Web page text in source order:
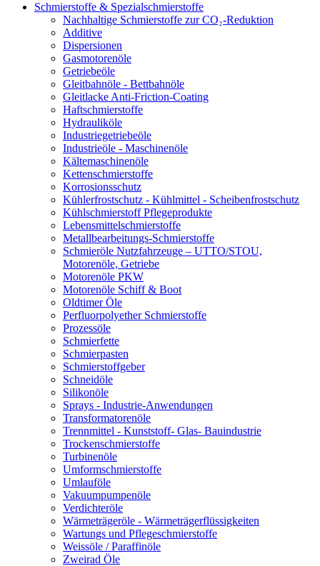
Schmierstoffe & Spezialschmierstoffe
Nachhaltige Schmierstoffe zur CO₂-Reduktion
Additive
Dispersionen
Gasmotorenöle
Getriebeöle
Gleitbahnöle - Bettbahnöle
Gleitlacke Anti-Friction-Coating
Haftschmierstoffe
Hydrauliköle
Industriegetriebeöle
Industrieöle - Maschinenöle
Kältemaschinenöle
Kettenschmierstoffe
Korrosionsschutz
Kühlerfrostschutz - Kühlmittel - Scheibenfrostschutz
Kühlschmierstoff Pflegeprodukte
Lebensmittelschmierstoffe
Metallbearbeitungs-Schmierstoffe
Schmieröle Nutzfahrzeuge – UTTO/STOU,
Motorenöle, Getriebe
Motorenöle PKW
Motorenöle Schiff & Boot
Oldtimer Öle
Perfluorpolyether Schmierstoffe
Prozessöle
Schmierfette
Schmierpasten
Schmierstoffgeber
Schneidöle
Silikonöle
Sprays - Industrie-Anwendungen
Transformatorenöle
Trennmittel - Kunststoff- Glas- Bauindustrie
Trockenschmierstoffe
Turbinenöle
Umformschmierstoffe
Umlauföle
Vakuumpumpenöle
Verdichteröle
Wärmeträgeröle - Wärmeträgerflüssigkeiten
Wartungs und Pflegeschmierstoffe
Weissöle / Paraffinöle
Zweirad Öle